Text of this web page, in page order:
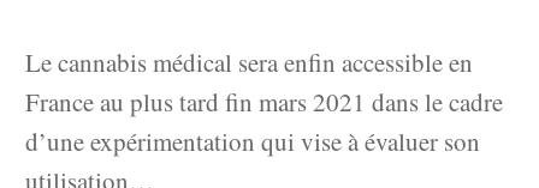
Le cannabis médical sera enfin accessible en
France au plus tard fin mars 2021 dans le cadre
d’une expérimentation qui vise à évaluer son
utilisation…